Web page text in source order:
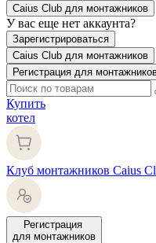
Caius Club для монтажников
У вас еще нет аккаунта?
Зарегистрироваться
Caius Club для монтажников
Регистрация для
Купить
котел
Клуб монтажников Caius
Регистрация
для монтажников